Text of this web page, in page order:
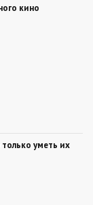
кино
уметь их